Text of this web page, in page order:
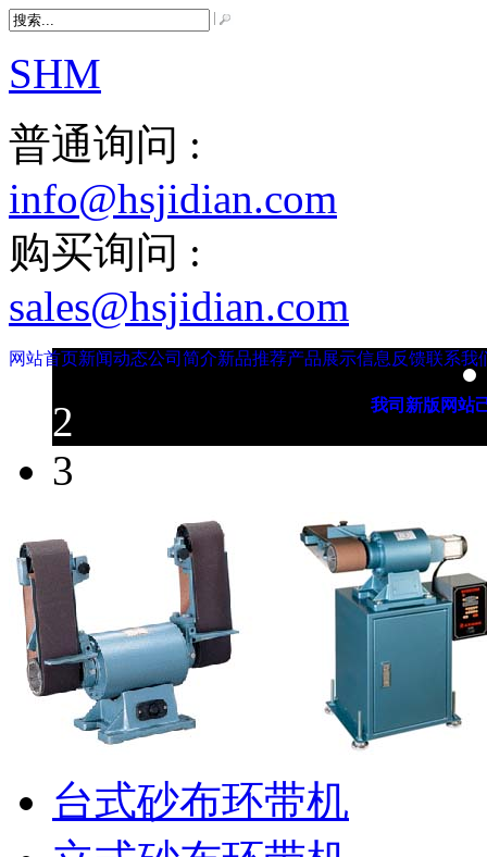
SHM
普通询问 :
info@hsjidian.com
购买询问 :
sales@hsjidian.com
网站首页新闻动态公司简介新品推荐产品展示信息反馈联系我
2
3